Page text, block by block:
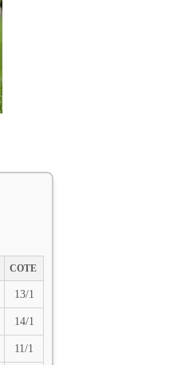
COTE
13/1
14/1
11/1